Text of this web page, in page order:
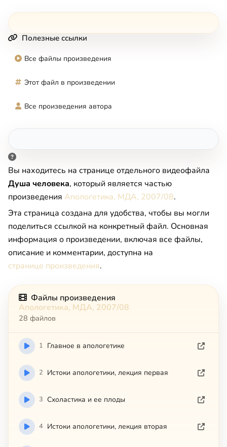
Полезные ссылки
Все файлы произведения
Этот файл в произведении
Все произведения автора
Вы находитесь на странице отдельного видеофайла
Душа человека, который является частью
произведения Апологетика, МДА, 2007/08.
Эта страница создана для удобства, чтобы вы могли
поделиться ссылкой на конкретный файл. Основная
информация о произведении, включая все файлы,
описание и комментарии, доступна на
странице произведения.
Файлы произведения
Апологетика, МДА, 2007/08
28 файлов
1 Главное в апологетике
2 Истоки апологетики, лекция первая
3 Схоластика и ее плоды
4 Истоки апологетики, лекция вторая